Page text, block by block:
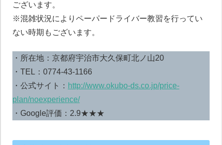
ございます。
※混雑状況によりペーパードライバー教習を行ってい
ない時期もございます。
・所在地：京都府宇治市大久保町北ノ山20
・TEL：0774-43-1166
・公式サイト： http://www.okubo-ds.co.jp/price-
plan/noexperience/
・Google評価：2.9★★★